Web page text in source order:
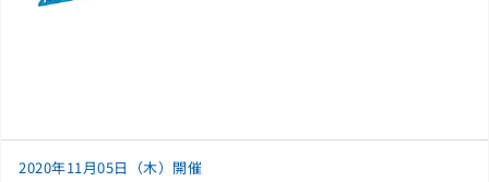
2020年11月05日（木）開催